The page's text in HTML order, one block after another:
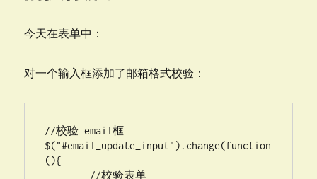
今天在表单中：
对一个输入框添加了邮箱格式校验：
//校验 email框
$("#email_update_input").change(function
(){